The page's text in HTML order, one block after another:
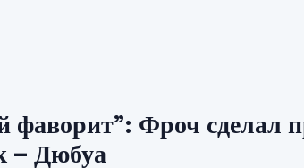
фаворит”: Фроч сделал
– Дюбуа